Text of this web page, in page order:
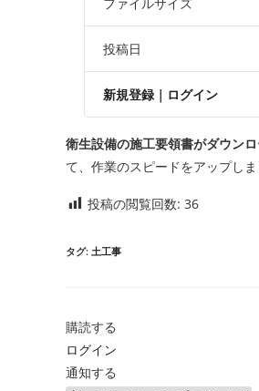
投稿日
新規登録 ｜ ログイン
衛生設備の施工要領書がダウンロ
て、作業のスピードをアップしま
投稿の閲覧回数: 36
タグ: 土工事
購読する
ログイン
通知する